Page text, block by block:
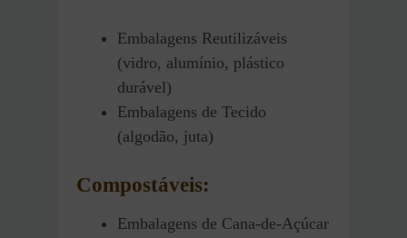
Embalagens Reutilizáveis
(vidro, alumínio, plástico
durável)
Embalagens de Tecido
(algodão, juta)
Compostáveis:
Embalagens de Cana-de-Açúcar